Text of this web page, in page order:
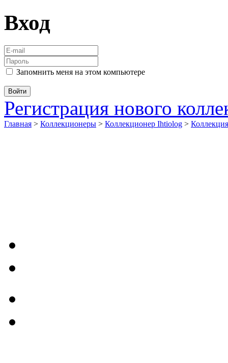
Вход
Запомнить меня на этом компьютере
Регистрация нового
Главная > Коллекционеры > Коллекционер Ihtiolog >